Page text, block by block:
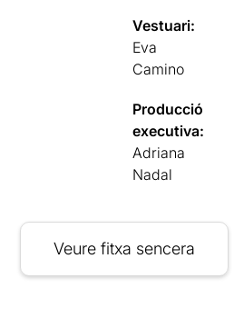
Vestuari:
Eva
Camino
Producció
executiva:
Adriana
Nadal
Veure fitxa sencera